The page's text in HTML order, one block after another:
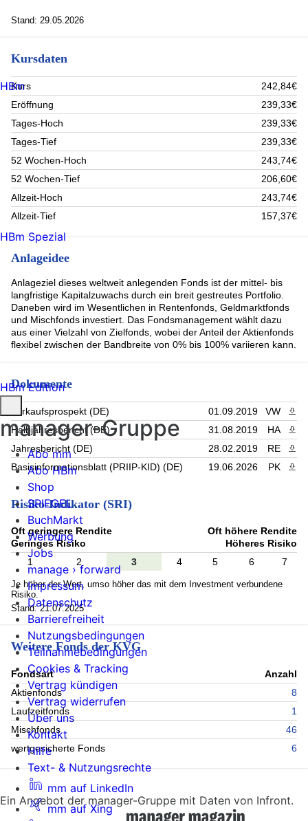
Stand: 29.05.2026
Kursdaten
Kurs
242,84€
Eröffnung
239,33€
Tages-Hoch
239,33€
Tages-Tief
239,33€
52 Wochen-Hoch
243,74€
52 Wochen-Tief
206,60€
Allzeit-Hoch
243,74€
Allzeit-Tief
157,37€
Anlageidee
Anlageziel dieses weltweit anlegenden Fonds ist der mittel- bis
langfristige Kapitalzuwachs durch ein breit gestreutes Portfolio.
Daneben wird im Wesentlichen in Rentenfonds, Geldmarktfonds
und Mischfonds investiert. Das Fondsmanagement wählt dazu
aus einer Vielzahl von Zielfonds, wobei der Anteil der Aktienfonds
flexibel zwischen der Bandbreite von 0% bis 100% variieren kann.
Dokumente
Verkaufsprospekt (DE) 01.09.2019 VW
Halbjahresbericht (DE)
31.08.2019 HA
Jahresbericht (DE)
28.02.2019 RE
Basisinformationsblatt (PRIIP-KID) (DE)
19.06.2026 PK
Risiko-Indikator (SRI)
Oft geringere Rendite
Geringes Risiko
Oft höhere Rendite
Höheres Risiko
1
2 3 4 5 6 7
Je höher der Wert, umso höher das mit dem Investment verbundene
Risiko.
Stand: 21.07.2025
Weitere Fonds der KVG
Fondsart
Anzahl
Aktienfonds
8
Laufzeitfonds
1
Mischfonds
46
wertgesicherte Fonds
6
Ein Angebot der manager-Gruppe mit Daten von Infront.
HBm
HBm Spezial
HBm Edition
manager-Gruppe
Abo mm
Abo HBm
Shop
SPIEGEL
BuchMarkt
Werbung
Jobs
manage › forward
Impressum
Datenschutz
Barrierefreiheit
Nutzungsbedingungen
Teilnahmebedingungen
Cookies & Tracking
Vertrag kündigen
Vertrag widerrufen
Über uns
Kontakt
Hilfe
Text- & Nutzungsrechte
mm auf LinkedIn
mm auf Xing